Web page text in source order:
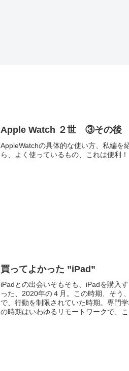
Apple Watch ２世 ③その後
AppleWatchの具体的な使い方、私編を
ら、よく使っているもの、これは便利
買ってよかった ”iPad”
iPadとの出会いそもそも、iPadを購入
った、2020年の４月。この時期、そう
で、行動を制限されていた時期。専門
の時期はいわゆるリモートワークで、こ